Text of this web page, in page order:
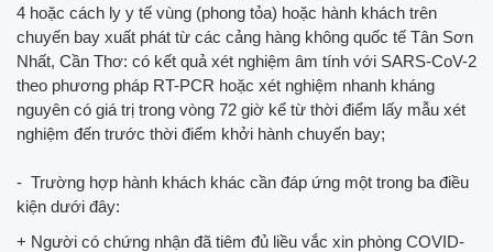
4 hoặc cách ly y tế vùng (phong tỏa) hoặc hành khách trên
chuyến bay xuất phát từ các cảng hàng không quốc tế Tân Sơn
Nhất, Cần Thơ: có kết quả xét nghiệm âm tính với SARS-CoV-2
theo phương pháp RT-PCR hoặc xét nghiệm nhanh kháng
nguyên có giá trị trong vòng 72 giờ kể từ thời điểm lấy mẫu xét
nghiệm đến trước thời điểm khởi hành chuyến bay;
- Trường hợp hành khách khác cần đáp ứng một trong ba điều
kiện dưới đây:
+ Người có chứng nhận đã tiêm đủ liều vắc xin phòng COVID-